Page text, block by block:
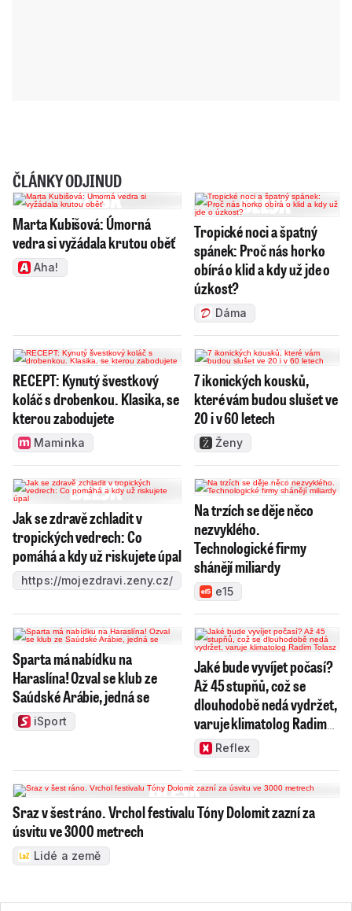
ČLÁNKY ODJINUD
Marta Kubišová: Úmorná
vedra si vyžádala krutou oběť
Aha!
Tropické noci a špatný
spánek: Proč nás horko
obírá o klid a kdy už jde o
úzkost?
Dáma
RECEPT: Kynutý švestkový
koláč s drobenkou. Klasika, se
kterou zabodujete
Maminka
7 ikonických kousků,
které vám budou slušet ve
20 i v 60 letech
Ženy
Jak se zdravě zchladit v
tropických vedrech: Co
pomáhá a kdy už riskujete úpal
https://mojezdravi.zeny.cz/
Na trzích se děje něco
nezvyklého.
Technologické firmy
shánějí miliardy
e15
Sparta má nabídku na
Haraslína! Ozval se klub ze
Saúdské Arábie, jedná se
iSport
Jaké bude vyvíjet počasí?
Až 45 stupňů, což se
dlouhodobě nedá vydržet,
varuje klimatolog Radim
TolaszReflex
Sraz v šest ráno. Vrchol festivalu Tóny Dolomit zazní za
úsvitu ve 3000 metrech
Lidé a země